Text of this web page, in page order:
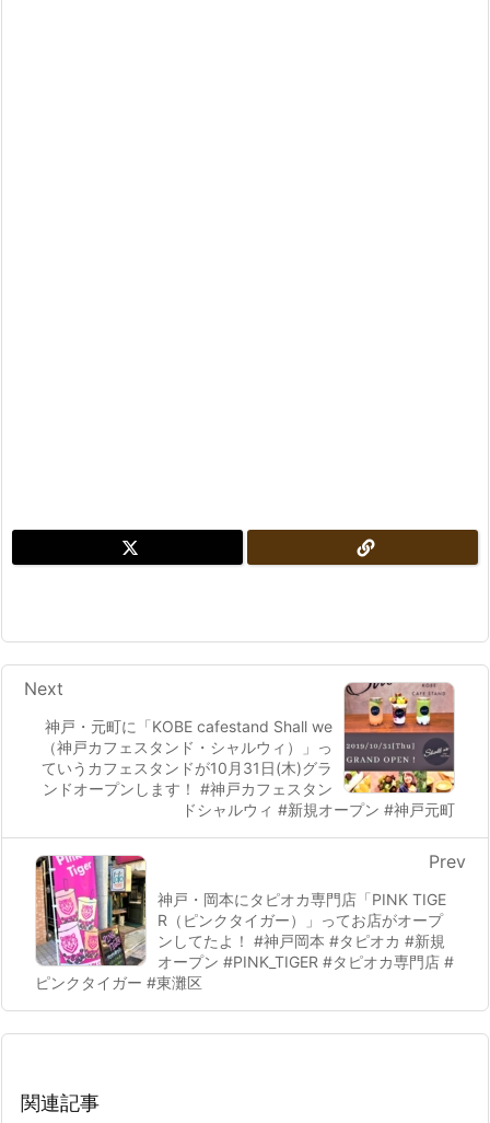
神戸・元町に「KOBE cafestand Shall we
（神戸カフェスタンド・シャルウィ）」っ
ていうカフェスタンドが10月31日(木)グラ
ンドオープンします！ #神戸カフェスタン
ドシャルウィ #新規オープン #神戸元町
Next
神戸・岡本にタピオカ専門店「PINK TIGE
R（ピンクタイガー）」ってお店がオープ
ンしてたよ！ #神戸岡本 #タピオカ #新規
オープン #PINK_TIGER #タピオカ専門店 #
ピンクタイガー #東灘区
Prev
関連記事